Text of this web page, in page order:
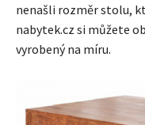
nenašli rozměr stolu,
nabytek.cz si můžete
vyrobený na míru.